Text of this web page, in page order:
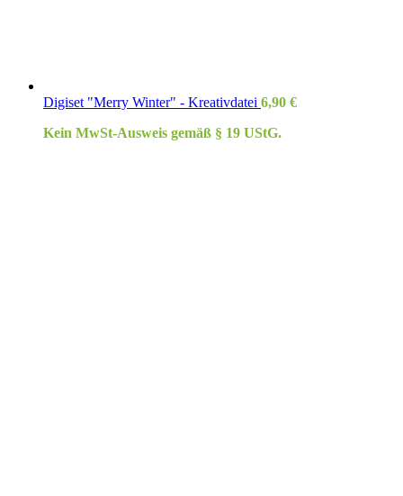
Digiset "Merry Winter" - Kreativdatei 6,90 €
Kein MwSt-Ausweis gemäß § 19 UStG.